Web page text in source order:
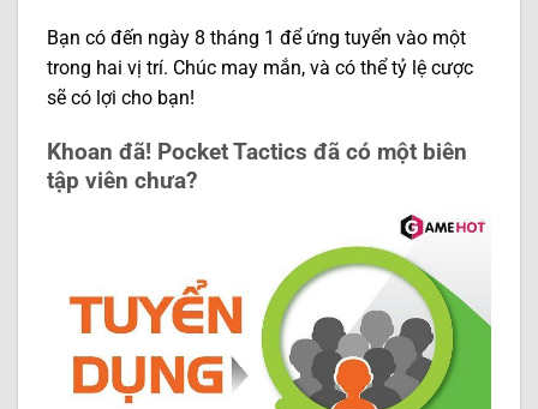
Bạn có đến ngày 8 tháng 1 để ứng tuyển vào một
trong hai vị trí. Chúc may mắn, và có thể tỷ lệ cược
sẽ có lợi cho bạn!
Khoan đã! Pocket Tactics đã có một biên
tập viên chưa?